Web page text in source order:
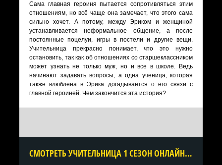
Сама главная героиня пытается сопротивляться этим
отношениям, но всё чаще она замечает, что этого сама
сильно хочет. А потому, между Эриком и женщиной
устанавливается неформальное общение, а после
постоянные поцелуи, игры в постели и другие вещи.
Учительница прекрасно понимает, что это нужно
остановить, так как об отношениях со старшеклассником
может узнать не только муж, но и все в школе. Ведь
начинают задавать вопросы, а одна ученица, которая
также влюблена в Эрика догадывается о его связи с
главной героиней. Чем закончится эта история?
CМОТРЕТЬ УЧИТЕЛЬНИЦА 1 СЕЗОН ОНЛАЙН В ХОРОШЕМ КАЧЕСТВЕ ВСЕ СЕРИИ ПОДРЯД БЕСПЛАТНО